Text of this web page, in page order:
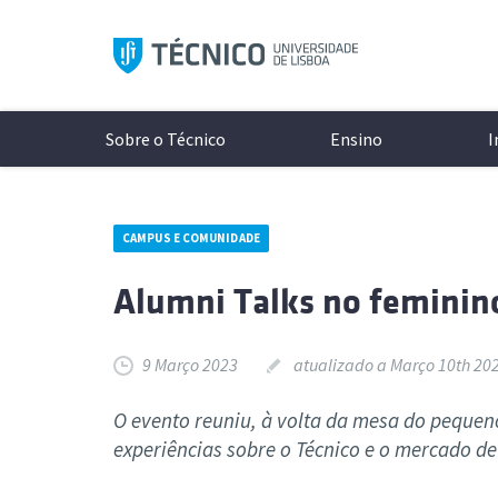
Sobre o Técnico
História
Logo e
Ensino
Campi
As últimas notícias e eventos
Todos
CAMPUS E COMUNIDADE
Alumni Talks no
9 Março 2023 atualizado a Março 10th
O evento reuniu, à volta da mesa do
experiências sobre o Técnico e o mercado